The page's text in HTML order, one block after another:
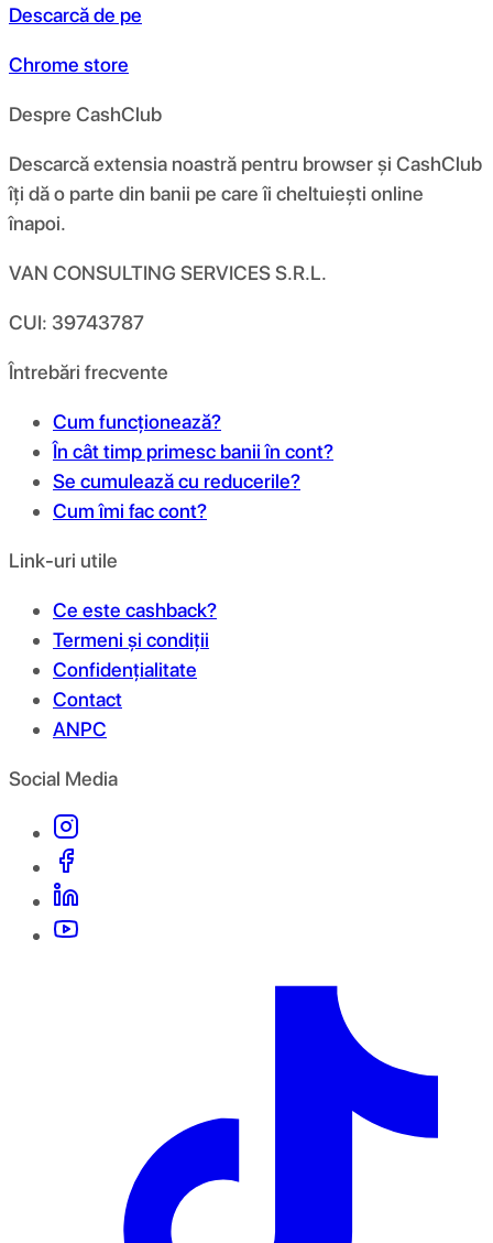
Descarcă de pe
Chrome store
Despre CashClub
Descarcă extensia noastră pentru browser și CashClub
îți dă o parte din banii pe care îi cheltuiești online
înapoi.
VAN CONSULTING SERVICES S.R.L.
CUI: 39743787
Întrebări frecvente
Cum funcționează?
În cât timp primesc banii în cont?
Se cumulează cu reducerile?
Cum îmi fac cont?
Link-uri utile
Ce este cashback?
Termeni și condiții
Confidențialitate
Contact
ANPC
Social Media